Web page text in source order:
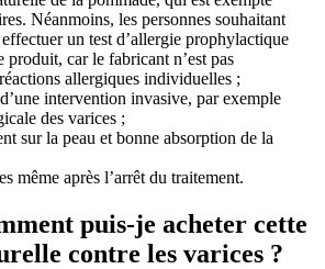
Néanmoins, les personnes souhaitant
un test d’allergie prophylactique
produit, car le fabricant n’est pas
allergiques individuelles ;
intervention invasive, par exemple
des varices ;
sur la peau et bonne absorption de la
même après l’arrêt du traitement.
puis-je acheter cette
contre les varices ?